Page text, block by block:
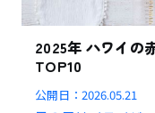
2025年 ハワイの
TOP10
公開日：2026.05.21